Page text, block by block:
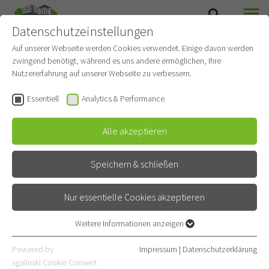
Privatambulanz
Thoraxchirurgie
Gehört zuThoraxchirurgie
Kontakt
Röntgenstraße 1
69126 Heidelberg
E-Mail
06221 396-1101
Datenschutzeinstellungen
Auf unserer Webseite werden Cookies verwendet. Einige davon werden
zwingend benötigt, während es uns andere ermöglichen, Ihre
Nutzererfahrung auf unserer Webseite zu verbessern.
Essentiell Analytics & Performance
Alle akzeptieren
Speichern & schließen
Nur essentielle Cookies akzeptieren
Essentielle Cookies werden für grundlegende Funktionen der
Webseite benötigt. Dadurch ist gewährleistet, dass die Webseite
Weitere Informationen anzeigen
Powered by
sgalinski Cookie Consent
Impressum | Datenschutzerklärung